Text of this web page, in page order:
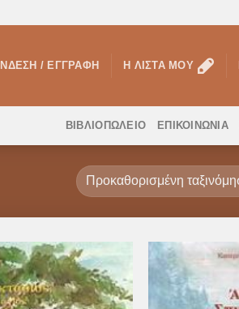
/ ΕΓΓΡΑΦΉ Η ΛΊΣΤΑ ΜΟΥ
ΒΙΒΛΙΟΠΩΛΕΙΟ ΕΠΙΚΟΙΝΩΝΊΑ